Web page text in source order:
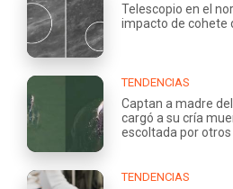
Telescopio en el
impacto de cohete
TENDENCIAS
Captan a madre
cargó a su cría
escoltada por
TENDENCIAS